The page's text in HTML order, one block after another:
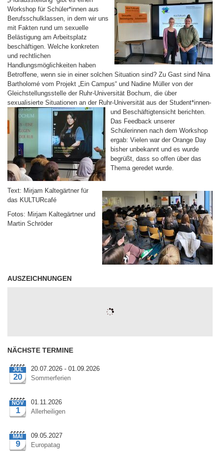
Workshop für Schüler*innen aus
Berufsschulklassen, in dem wir uns
mit Fakten rund um sexuelle
Belästigung am Arbeitsplatz
beschäftigen. Welche konkreten
und rechtlichen
Handlungsmöglichkeiten haben
Betroffene, wenn sie in einer solchen Situation sind? Zu Gast sind Nina
Bartholomé vom Projekt „Ein Campus“ und Nadine Müller von der
Gleichstellungsstelle der Ruhr-Universität Bochum, die über
sexualisierte Situationen an der Ruhr-Universität aus der Student*innen-
und Beschäftigtensicht berichten.
Das Feedback unserer
Schülerinnen nach dem Workshop
ergab: Vielen war der Orange Day
bisher unbekannt und es wurde
begrüßt, dass so offen über das
Thema geredet wurde.
Text: Mirjam Kaltegärtner für
das KULTURcafé
Fotos: Mirjam Kaltegärtner und
Martin Schröder
AUSZEICHNUNGEN
NÄCHSTE TERMINE
JUL
20
20.07.2026 - 01.09.2026
Sommerferien
NOV
1
01.11.2026
Allerheiligen
MAI
9
09.05.2027
Europatag